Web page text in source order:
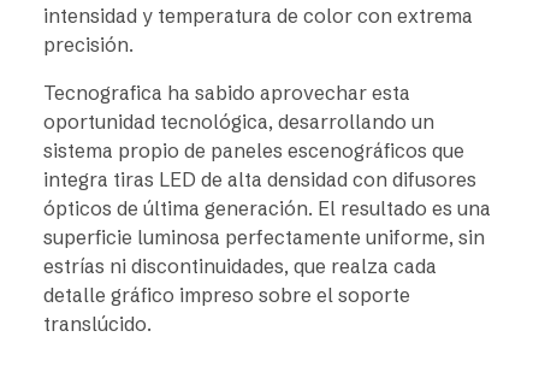
intensidad y temperatura de color con extrema
precisión.
Tecnografica ha sabido aprovechar esta
oportunidad tecnológica, desarrollando un
sistema propio de paneles escenográficos que
integra tiras LED de alta densidad con difusores
ópticos de última generación. El resultado es una
superficie luminosa perfectamente uniforme, sin
estrías ni discontinuidades, que realza cada
detalle gráfico impreso sobre el soporte
translúcido.